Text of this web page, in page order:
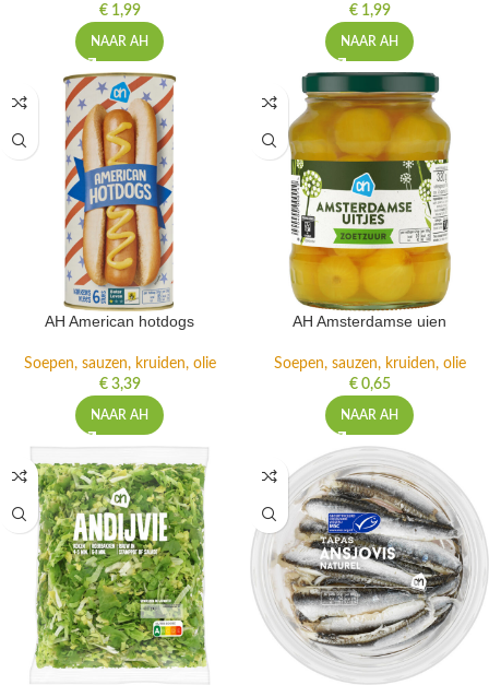
€1,99
NAAR AH
€1,99
NAAR AH
AH American hotdogs
Soepen, sauzen, kruiden, olie
€3,39
NAAR AH
AH Amsterdamse uien
Soepen, sauzen, kruiden, olie
€0,65
NAAR AH